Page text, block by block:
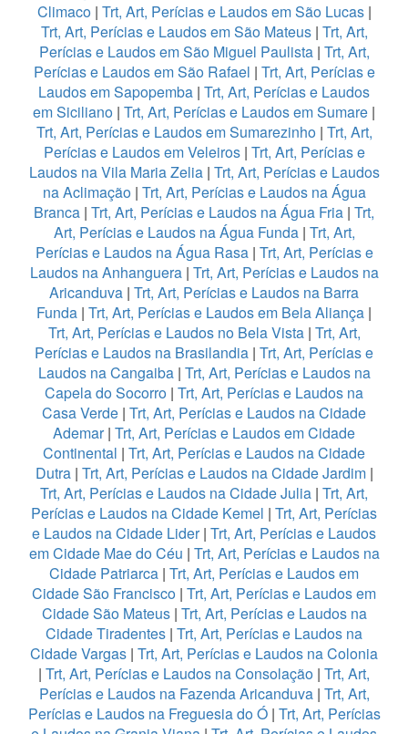
Climaco| Trt, Art, Perícias e Laudos em São Lucas|
Trt, Art, Perícias e Laudos em São Mateus | Trt, Art,
Perícias e Laudos em São Miguel Paulista| Trt, Art,
Perícias e Laudos em São Rafael | Trt, Art, Perícias e
Laudos em Sapopemba | Trt, Art, Perícias e Laudos
em Siciliano | Trt, Art, Perícias e Laudos em Sumare |
Trt, Art, Perícias e Laudos em Sumarezinho| Trt, Art,
Perícias e Laudos em Veleiros| Trt, Art, Perícias e
Laudos na Vila Maria Zelia| Trt, Art, Perícias e Laudos
na Aclimação| Trt, Art, Perícias e Laudos na Água
Branca | Trt, Art, Perícias e Laudos na Água Fria | Trt,
Art, Perícias e Laudos na Água Funda| Trt, Art,
Perícias e Laudos na Água Rasa | Trt, Art, Perícias e
Laudos na Anhanguera| Trt, Art, Perícias e Laudos na
Aricanduva | Trt, Art, Perícias e Laudos na Barra
Funda | Trt, Art, Perícias e Laudos em Bela Aliança |
Trt, Art, Perícias e Laudos no Bela Vista| Trt, Art,
Perícias e Laudos na Brasilandia | Trt, Art, Perícias e
Laudos na Cangaiba| Trt, Art, Perícias e Laudos na
Capela do Socorro | Trt, Art, Perícias e Laudos na
Casa Verde | Trt, Art, Perícias e Laudos na Cidade
Ademar| Trt, Art, Perícias e Laudos em Cidade
Continental | Trt, Art, Perícias e Laudos na Cidade
Dutra | Trt, Art, Perícias e Laudos na Cidade Jardim|
Trt, Art, Perícias e Laudos na Cidade Julia | Trt, Art,
Perícias e Laudos na Cidade Kemel | Trt, Art, Perícias
e Laudos na Cidade Lider| Trt, Art, Perícias e Laudos
em Cidade Mae do Céu | Trt, Art, Perícias e Laudos na
Cidade Patriarca | Trt, Art, Perícias e Laudos em
Cidade São Francisco | Trt, Art, Perícias e Laudos em
Cidade São Mateus| Trt, Art, Perícias e Laudos na
Cidade Tiradentes | Trt, Art, Perícias e Laudos na
Cidade Vargas | Trt, Art, Perícias e Laudos na Colonia
| Trt, Art, Perícias e Laudos na Consolação | Trt, Art,
Perícias e Laudos na Fazenda Aricanduva| Trt, Art,
Perícias e Laudos na Freguesia do Ó| Trt, Art, Perícias